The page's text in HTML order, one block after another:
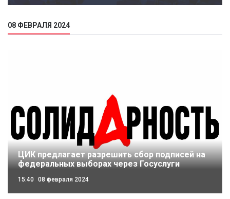
08 ФЕВРАЛЯ 2024
ЦИК предлагает разрешить сбор подписей на
федеральных выборах через Госуслуги
15:40 08 февраля 2024